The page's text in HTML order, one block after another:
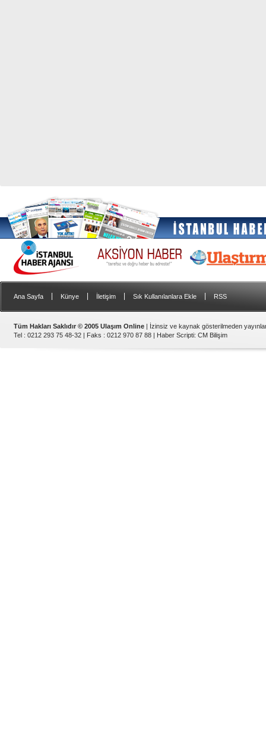
Ana Sayfa Künye İletişim Sık Kullanılanlara Ekle RSS
Tüm Hakları Saklıdır © 2005 Ulaşım Online | İzinsiz ve kaynak gösterilmeden
Tel : 0212 293 75 48-32 | Faks : 0212 970 87 88 | Haber Scripti: CM Bilişim